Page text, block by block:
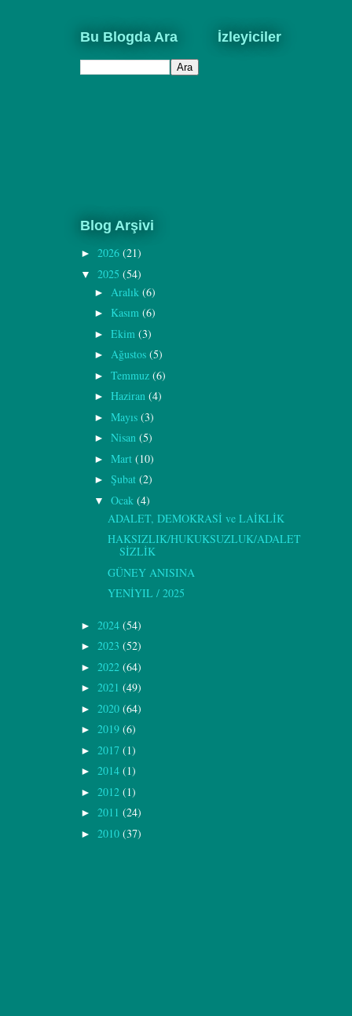
Bu Blogda Ara İzleyiciler
Blog Arşivi
► 2026 (21)
▼ 2025 (54)
► Aralık (6)
► Kasım (6)
► Ekim (3)
► Ağustos (5)
► Temmuz (6)
► Haziran (4)
► Mayıs (3)
► Nisan (5)
► Mart (10)
► Şubat (2)
▼ Ocak (4)
ADALET, DEMOKRASİ ve LAİKLİK
HAKSIZLIK/HUKUKSUZLUK/ADALET
SİZLİK
GÜNEY ANISINA
YENİYIL / 2025
► 2024 (54)
► 2023 (52)
► 2022 (64)
► 2021 (49)
► 2020 (64)
► 2019 (6)
► 2017 (1)
► 2014 (1)
► 2012 (1)
► 2011 (24)
► 2010 (37)